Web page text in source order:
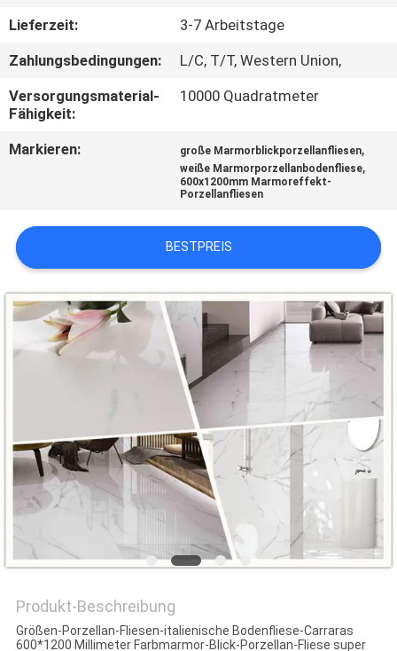
MIT
UNS
BITTE UM
EIN
SITEMAP
DATENSCHUTZRICHTLINIE
Lieferzeit:
3-7 Arbeitstage
Zahlungsbedingungen:
L/C, T/T, Western Union,
Versorgungsmaterial-
Fähigkeit:
10000 Quadratmeter
Markieren: große Marmorblickporzellanfliesen,
weiße Marmorporzellanbodenfliese,
600x1200mm Marmoreffekt-
Porzellanfliesen
BESTPREIS
Produkt-Beschreibung
Größen-Porzellan-Fliesen-italienische Bodenfliese-Carraras
600*1200 Millimeter Farbmarmor-Blick-Porzellan-Fliese super